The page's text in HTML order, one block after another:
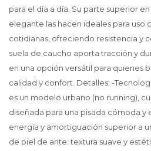
para el día a día. Su parte superior
elegante las hacen ideales para uso
cotidianas, ofreciendo resistencia y
suela de caucho aporta tracción y
en una opción versátil para quienes
calidad y confort. Detalles: -
es un modelo urbano (no running),
diseñada para una pisada cómoda
energía y amortiguación superior a
de piel de ante: textura suave y